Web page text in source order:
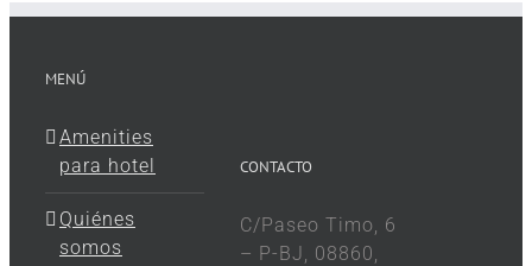
MENÚ
Amenities
para hotel
Quiénes
somos
CONTACTO
C/Paseo Timo, 6
– P-BJ, 08860,